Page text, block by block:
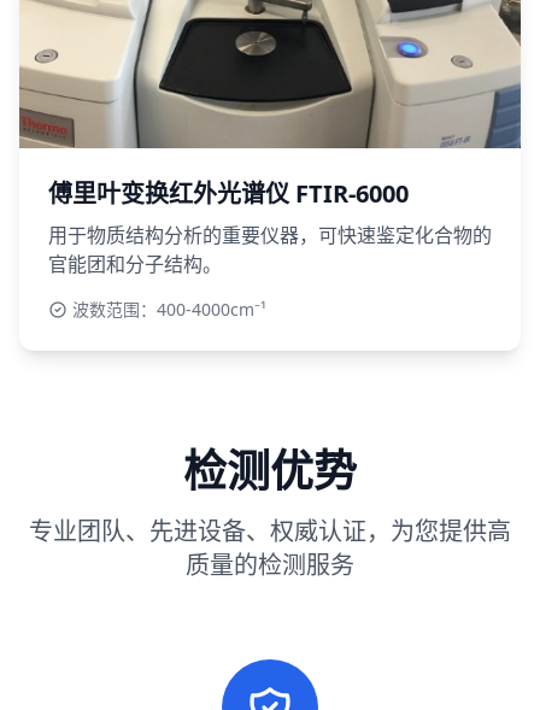
傅里叶变换红外光谱仪 FTIR-6000
用于物质结构分析的重要仪器，可快速鉴定化合物的
官能团和分子结构。
波数范围：400-4000cm⁻¹
检测优势
专业团队、先进设备、权威认证，为您提供高
质量的检测服务